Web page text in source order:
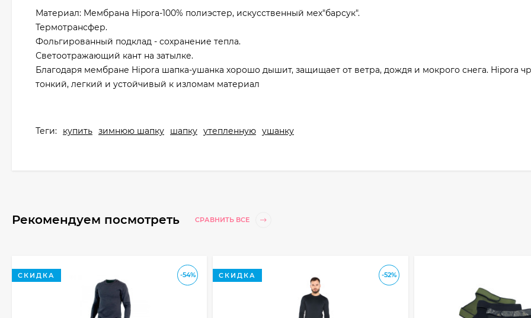
Материал: Мембрана Hipora-100% полиэстер, искусственный мех"барсук".
Термотрансфер.
Фольгированный подклад - сохранение тепла.
Светоотражающий кант на затылке.
Благодаря мембране Hipora шапка-ушанка хорошо дышит, защищает от ветра, дождя и мокрого снега. Hipora
тонкий, легкий и устойчивый к изломам материал
Теги: купить зимнюю шапку шапку утепленную ушанку
Рекомендуем посмотреть СРАВНИТЬ ВСЕ
-54%
СКИДКА -52%
СКИДКА